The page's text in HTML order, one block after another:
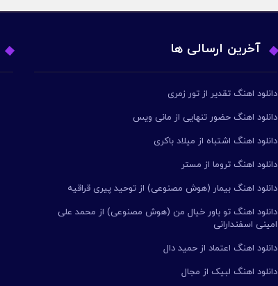
آخرین ارسالی ها
دانلود اهنگ تقدیر از تور زمری
دانلود اهنگ حضور تنهایی از مانی ویس
دانلود اهنگ اشتباه از میلاد باکری
دانلود اهنگ تروما از مستر
دانلود اهنگ بیمار (هوش مصنوعی) از توحید پیری قراقیه
دانلود اهنگ تو باور خیال من (هوش مصنوعی) از محمد علی
امینی اسفندارانی
دانلود اهنگ اعتماد از حمید دال
دانلود اهنگ لبیک از مجال